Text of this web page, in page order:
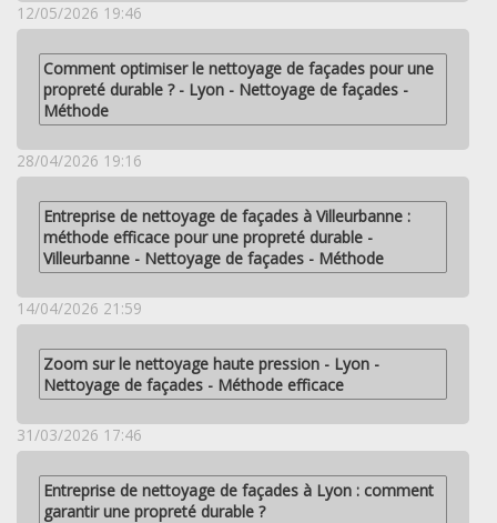
12/05/2026 19:46
Comment optimiser le nettoyage de façades pour une
propreté durable ? - Lyon - Nettoyage de façades -
Méthode
28/04/2026 19:16
Entreprise de nettoyage de façades à Villeurbanne :
méthode efficace pour une propreté durable -
Villeurbanne - Nettoyage de façades - Méthode
14/04/2026 21:59
Zoom sur le nettoyage haute pression - Lyon -
Nettoyage de façades - Méthode efficace
31/03/2026 17:46
Entreprise de nettoyage de façades à Lyon : comment
garantir une propreté durable ?